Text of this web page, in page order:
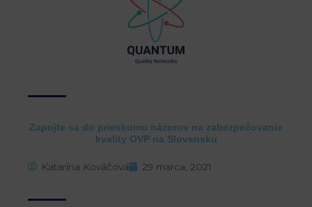
Zapojte sa do prieskumu názorov na zabezpečovanie
kvality OVP na Slovensku
Katarína Kováčová 29 marca, 2021